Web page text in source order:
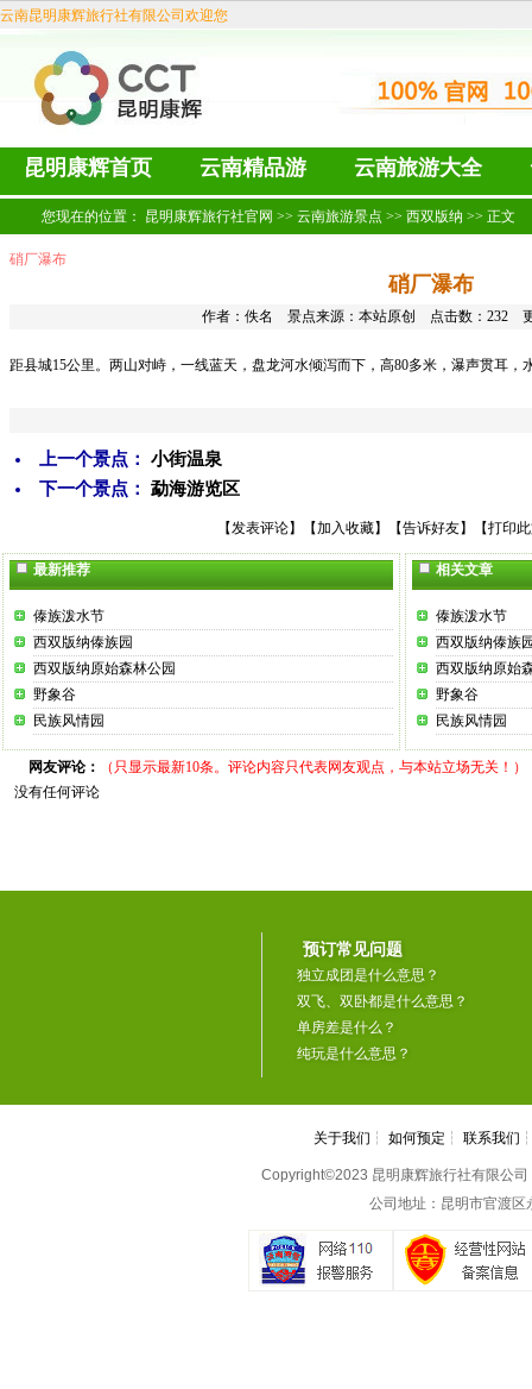
云南昆明康辉旅行社有限公司欢迎您
昆明康辉首页 云南精品游 云南旅游大全
您现在的位置： 昆明康辉旅行社官网 >> 云南旅游景点 >> 西双版纳 >> 正文
硝厂瀑布
硝厂瀑布
作者：佚名 景点来源：本站原创 点击数： 232
距县城15公里。两山对峙，一线蓝天，盘龙河水倾泻而下，高80多米，瀑声贯耳，
上一个景点： 小街温泉
下一个景点： 勐海游览区
【发表评论】【加入收藏】【告诉好友】【打印
最新推荐
傣族泼水节
西双版纳傣族园
西双版纳原始森林公园
野象谷
民族风情园
相关文章
傣族泼水节
西双版纳傣族
西双版纳原始
野象谷
民族风情园
网友评论：
（只显示最新10条。评论内容只代表网友观点，与本站立场无关！）
没有任何评论
预订常见问题
独立成团是什么意思？
双飞、双卧都是什么意思？
单房差是什么？
纯玩是什么意思？
关于我们 ┆ 如何预定 ┆ 联系我们
Copyright©2023 昆明康辉旅行社有限公
公司地址：昆明市官渡